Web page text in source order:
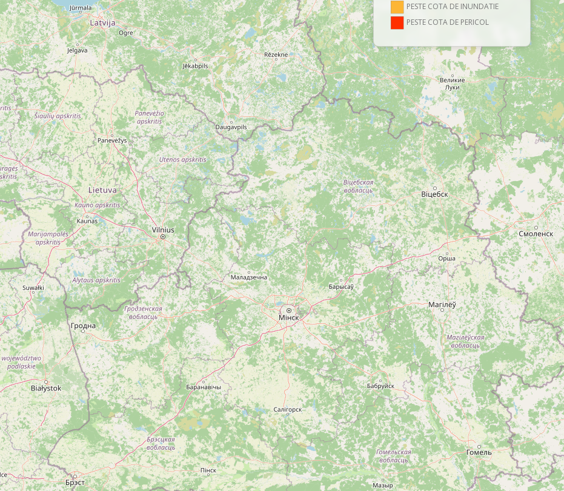
PESTE COTA DE INUNDATIE
PESTE COTA DE PERICOL